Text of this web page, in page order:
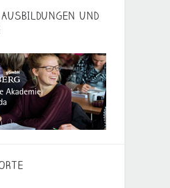
AUSBILDUNGEN UND